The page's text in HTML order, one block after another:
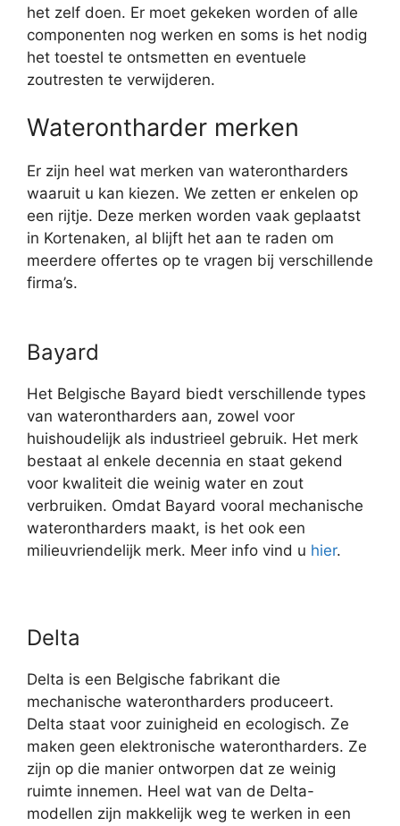
het zelf doen. Er moet gekeken worden of alle
componenten nog werken en soms is het nodig
het toestel te ontsmetten en eventuele
zoutresten te verwijderen.
Waterontharder merken
Er zijn heel wat merken van waterontharders
waaruit u kan kiezen. We zetten er enkelen op
een rijtje. Deze merken worden vaak geplaatst
in Kortenaken, al blijft het aan te raden om
meerdere offertes op te vragen bij verschillende
firma’s.
Bayard
Het Belgische Bayard biedt verschillende types
van waterontharders aan, zowel voor
huishoudelijk als industrieel gebruik. Het merk
bestaat al enkele decennia en staat gekend
voor kwaliteit die weinig water en zout
verbruiken. Omdat Bayard vooral mechanische
waterontharders maakt, is het ook een
milieuvriendelijk merk. Meer info vind u hier.
Delta
Delta is een Belgische fabrikant die
mechanische waterontharders produceert.
Delta staat voor zuinigheid en ecologisch. Ze
maken geen elektronische waterontharders. Ze
zijn op die manier ontworpen dat ze weinig
ruimte innemen. Heel wat van de Delta-
modellen zijn makkelijk weg te werken in een